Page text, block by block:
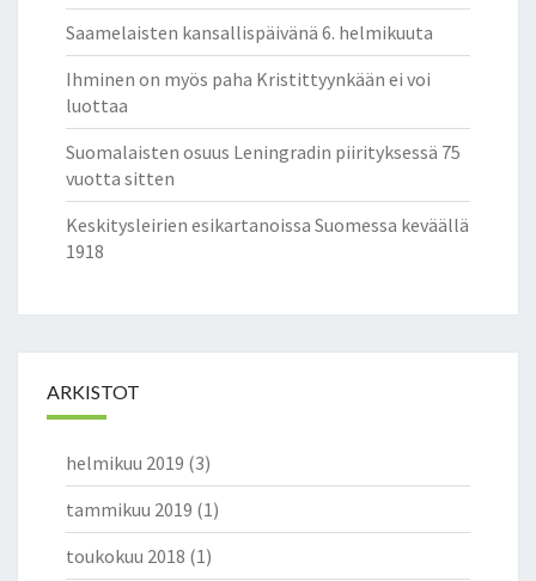
Saamelaisten kansallispäivänä 6. helmikuuta
Ihminen on myös paha Kristittyynkään ei voi
luottaa
Suomalaisten osuus Leningradin piirityksessä 75
vuotta sitten
Keskitysleirien esikartanoissa Suomessa keväällä
1918
ARKISTOT
helmikuu 2019 (3)
tammikuu 2019 (1)
toukokuu 2018 (1)